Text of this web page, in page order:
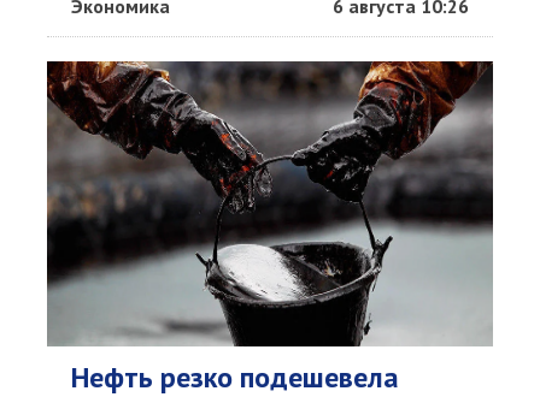
Экономика 6 августа 10:26
Нефть резко подешевела